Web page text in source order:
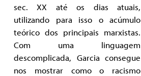
sec. XX até os dias atuais,
utilizando para isso o acúmulo
teórico dos principais marxistas.
Com uma linguagem
descomplicada, Garcia consegue
nos mostrar como o racismo